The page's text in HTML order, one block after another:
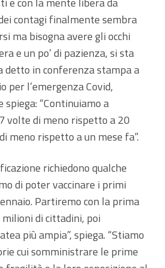
contagi finalmente sembra
ma bisogna avere gli occhi
e un po’ di pazienza, si sta
detto in conferenza stampa a
per l’emergenza Covid,
spiega: “Continuiamo a
volte di meno rispetto a 20
meno rispetto a un mese fa”.
richiedono qualche
di poter vaccinare i primi
Partiremo con la prima
di cittadini, poi
più ampia”, spiega. “Stiamo
cui somministrare le prime